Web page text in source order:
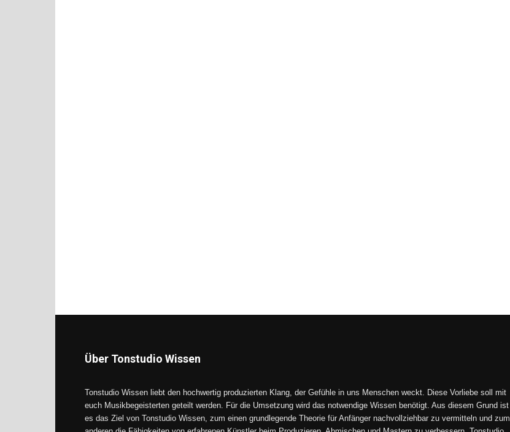
Über Tonstudio Wissen
Tonstudio Wissen liebt den hochwertig produzierten Klang, der Gefühle in uns Menschen weckt. Diese Vorliebe soll mit
euch Musikbegeisterten geteilt werden. Für die Umsetzung wird das notwendige Wissen benötigt. Aus diesem Grund ist
es das Ziel von Tonstudio Wissen, zum einen grundlegende Theorie für Anfänger nachvollziehbar zu vermitteln und zum